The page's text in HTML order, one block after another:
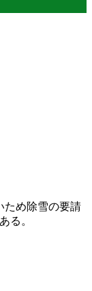
ため除雪の要請
る。